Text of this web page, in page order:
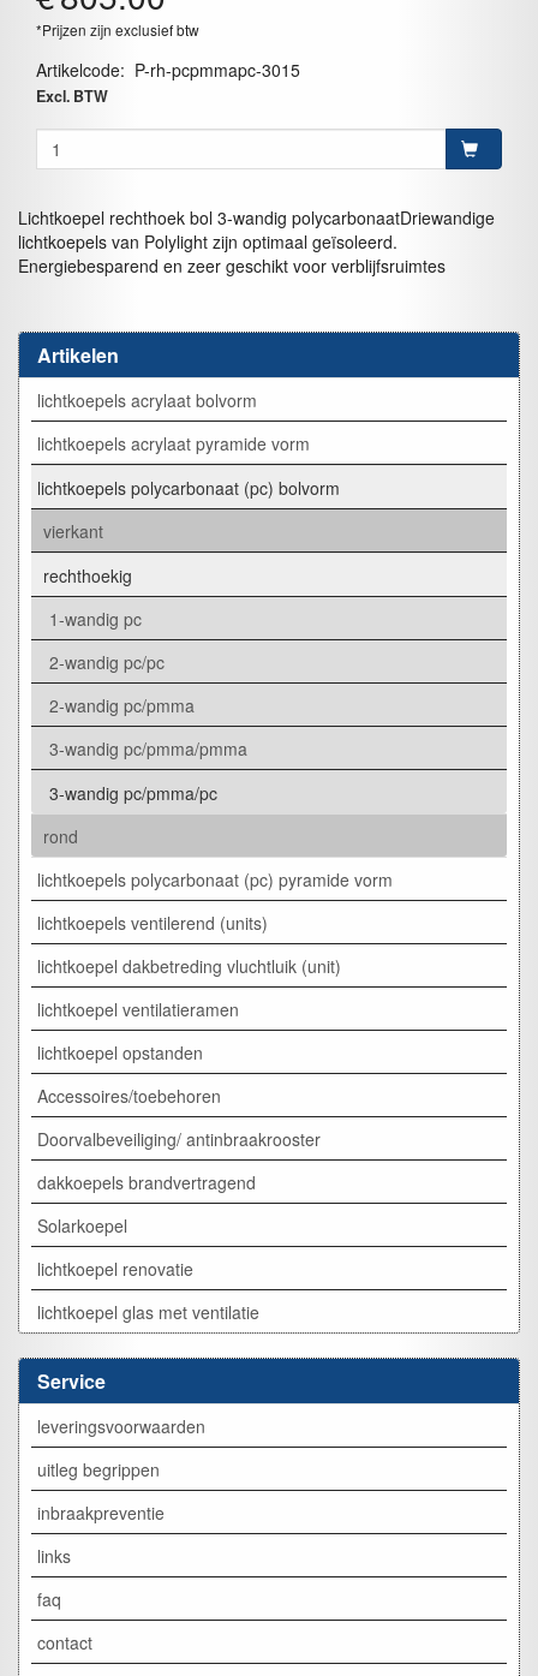
Artikelen
lichtkoepels acrylaat bolvorm
lichtkoepels acrylaat pyramide vorm
lichtkoepels polycarbonaat (pc) bolvorm
vierkant
rechthoekig
1-wandig pc
2-wandig pc/pc
2-wandig pc/pmma
3-wandig pc/pmma/pmma
3-wandig pc/pmma/pc
rond
lichtkoepels polycarbonaat (pc) pyramide vorm
lichtkoepels ventilerend (units)
lichtkoepel dakbetreding vluchtluik (unit)
lichtkoepel ventilatieramen
lichtkoepel opstanden
Accessoires/toebehoren
Doorvalbeveiliging/ antinbraakrooster
dakkoepels brandvertragend
Solarkoepel
lichtkoepel renovatie
lichtkoepel glas met ventilatie
Service
leveringsvoorwaarden
uitleg begrippen
inbraakpreventie
links
faq
contact
*Prijzen zijn exclusief btw
Artikelcode: P-rh-pcpmmapc-3015
Excl. BTW
Lichtkoepel rechthoek bol 3-wandig polycarbonaatDriewandige
lichtkoepels van Polylight zijn optimaal geïsoleerd.
Energiebesparend en zeer geschikt voor verblijfsruimtes